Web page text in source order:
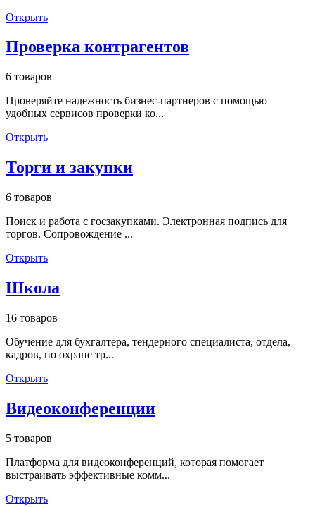
Открыть
Проверка контрагентов
6 товаров
Проверяйте надежность бизнес-партнеров с помощью
удобных сервисов проверки ко...
Открыть
Торги и закупки
6 товаров
Поиск и работа с госзакупками. Электронная подпись для
торгов. Сопровождение ...
Открыть
Школа
16 товаров
Обучение для бухгалтера, тендерного специалиста, отдела,
кадров, по охране тр...
Открыть
Видеоконференции
5 товаров
Платформа для видеоконференций, которая помогает
выстраивать эффективные комм...
Открыть